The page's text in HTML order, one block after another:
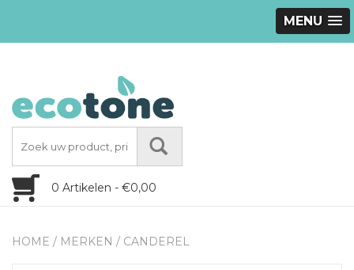
MENU
0 Artikelen - €0,00
HOME / MERKEN / CANDEREL